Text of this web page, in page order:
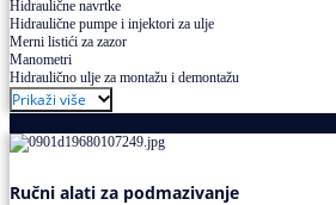
Hidraulične navrtke
Hidraulične pumpe i injektori za ulje
Merni listići za zazor
Manometri
Hidraulično ulje za montažu i demontažu
Prikaži više
Ručni alati za podmazivanje